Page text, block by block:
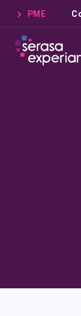
PME